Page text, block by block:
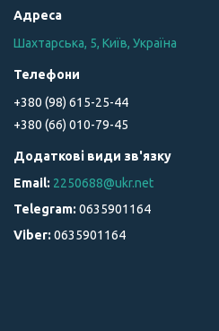
Шахтарська, 5, Київ, Україна
+380 (98) 615-25-44
+380 (66) 010-79-45
2250688@ukr.net
0635901164
0635901164